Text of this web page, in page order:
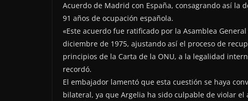
Acuerdo de Madrid con España, consagrando así la
91 años de ocupación española.
«Este acuerdo fue ratificado por la Asamblea
diciembre de 1975, ajustando así el proceso de
principios de la Carta de la ONU, a la legalidad
recordó.
El embajador lamentó que esta cuestión se haya
bilateral, ya que Argelia ha sido culpable de violar